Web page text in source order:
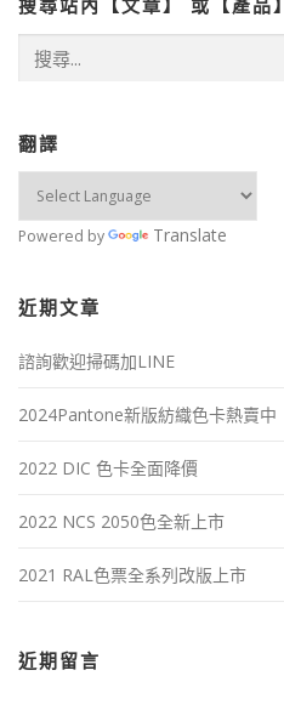
搜尋站內【文章】 或【產品】
字:
翻譯
Powered by Translate
近期文章
諮詢歡迎掃碼加LINE
2024Pantone新版紡織色卡熱賣中
2022 DIC 色卡全面降價
2022 NCS 2050色全新上市
2021 RAL色票全系列改版上市
近期留言